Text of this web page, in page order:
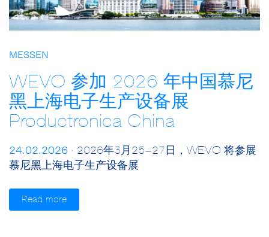
MESSEN
WEVO 参加 2026 年中国慕尼
黑上海电子生产设备展
Productronica China
24.02.2026 · 2026年3月25–27日，WEVO 将参展
慕尼黑上海电子生产设备展
Read more